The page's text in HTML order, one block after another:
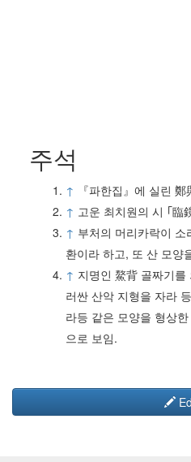
주석
↑
『파한집』에 실린
↑ 고운 최치원의 시 ｢臨
↑ 부처의 머리카락이
환이라 하고, 또 산 모양
↑ 지명인 鰲背 골짜기
러싼 산악 지형을 자라
라등 같은 모양을 형상
으로 보임.